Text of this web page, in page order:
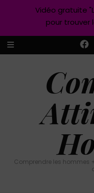
Comprendre les hommes
Vidéo gratuite
pour trouver